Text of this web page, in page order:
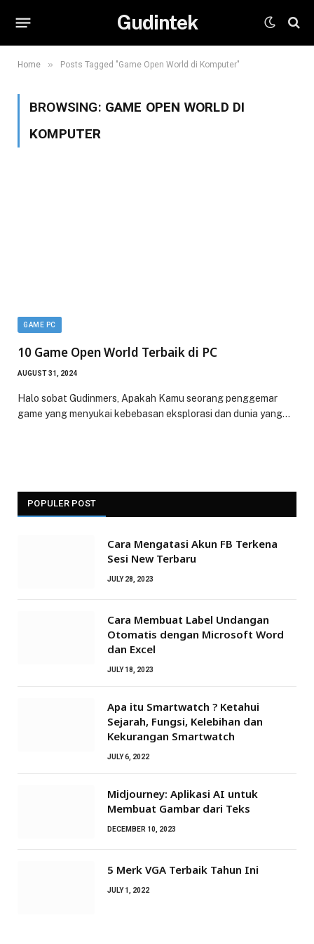
Gudintek
Home » Posts Tagged "Game Open World di Komputer"
BROWSING: GAME OPEN WORLD DI
KOMPUTER
GAME PC
10 Game Open World Terbaik di PC
AUGUST 31, 2024
Halo sobat Gudinmers, Apakah Kamu seorang penggemar
game yang menyukai kebebasan eksplorasi dan dunia yang…
POPULER POST
Cara Mengatasi Akun FB Terkena
Sesi New Terbaru
JULY 28, 2023
Cara Membuat Label Undangan
Otomatis dengan Microsoft Word
dan Excel
JULY 18, 2023
Apa itu Smartwatch ? Ketahui
Sejarah, Fungsi, Kelebihan dan
Kekurangan Smartwatch
JULY 6, 2022
Midjourney: Aplikasi AI untuk
Membuat Gambar dari Teks
DECEMBER 10, 2023
5 Merk VGA Terbaik Tahun Ini
JULY 1, 2022